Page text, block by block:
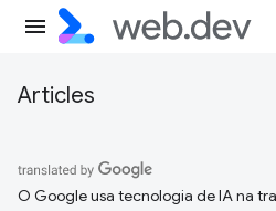
Articles
O Google usa tecnologia de IA na